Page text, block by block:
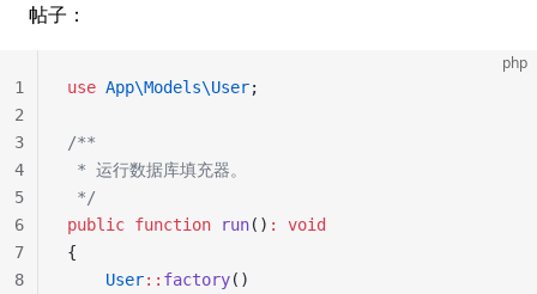
帖子：
php
use App\Models\User;
/**
* 运行数据库填充器。
*/
public function run() :
void
{
    User
:: factory()
1
2
3
4
5
6
7
8